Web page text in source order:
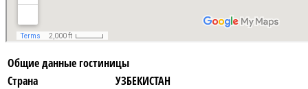
Общие данные гостиницы
Страна
УЗБЕКИСТАН